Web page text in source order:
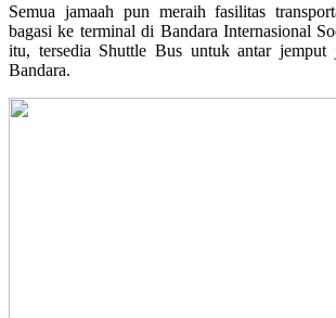
Semua jamaah pun meraih fasilitas
bagasi ke terminal di Bandara Internasional
itu, tersedia Shuttle Bus untuk antar jemput
Bandara.